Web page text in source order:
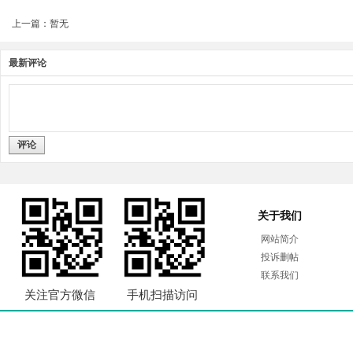
上一篇：暂无
最新评论
评论
关注官方微信 手机扫描访问
关于我们
网站简介
投诉删帖
联系我们